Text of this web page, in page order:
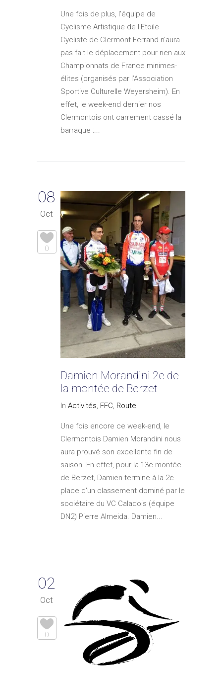
Une fois de plus, l'équipe de
Cyclisme Artistique de l'Etoile
Cycliste de Clermont Ferrand n'aura
pas fait le déplacement pour rien aux
Championnats de France minimes-
élites (organisés par l’Association
Sportive Culturelle Weyersheim). En
effet, le week-end dernier nos
Clermontois ont carrement cassé la
barraque :...
08
Oct
0
Damien Morandini 2e de
la montée de Berzet
In Activités, FFC, Route
Une fois encore ce week-end, le
Clermontois Damien Morandini nous
aura prouvé son excellente fin de
saison. En effet, pour la 13e montée
de Berzet, Damien termine à la 2e
place d'un classement dominé par le
sociétaire du VC Caladois (équipe
DN2) Pierre Almeida. Damien...
02
Oct
0